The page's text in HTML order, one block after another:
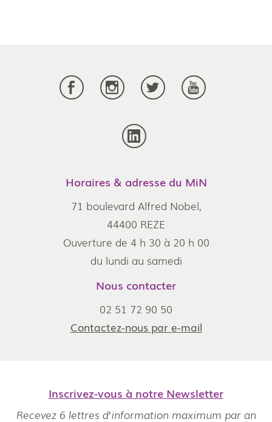
Horaires & adresse du MiN
71 boulevard Alfred Nobel,
44400 REZE
Ouverture de 4 h 30 à 20 h 00
du lundi au samedi
Nous contacter
02 51 72 90 50
Contactez-nous par e-mail
Inscrivez-vous à notre Newsletter
Recevez 6 lettres d’information maximum par an